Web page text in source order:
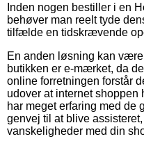
Inden nogen bestiller i en
behøver man reelt tyde
tilfælde en tidskrævende
En anden løsning kan
butikken er e-mærket, da
online forretningen forstår
udover at internet shoppen
har meget erfaring med de
genvej til at blive
vanskeligheder med din